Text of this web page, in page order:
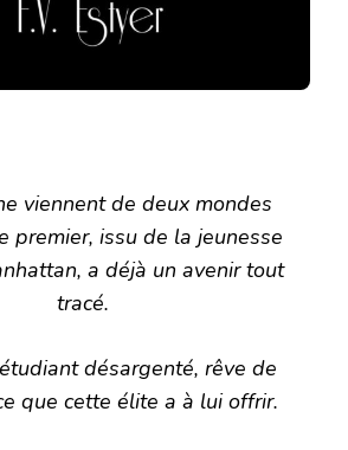
viennent de deux mondes
premier, issu de la jeunesse
a déjà un avenir tout
tracé.
désargenté, rêve de
que cette élite a à lui offrir.